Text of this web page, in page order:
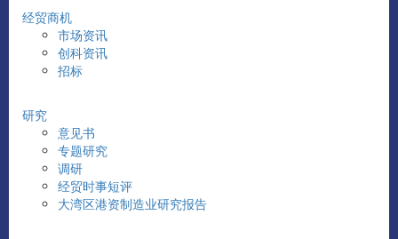
经贸商机
市场资讯
创科资讯
招标
研究
意见书
专题研究
调研
经贸时事短评
大湾区港资制造业研究报告